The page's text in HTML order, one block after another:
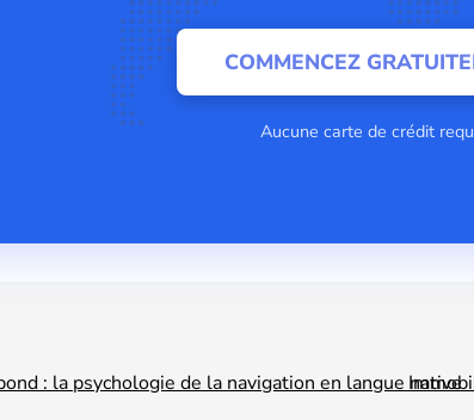
COMMENCEZ
Aucune carte de crédit
: la psychologie de la navigation en langue native